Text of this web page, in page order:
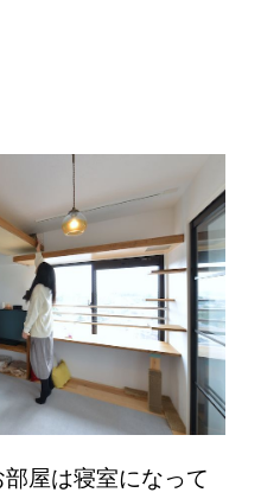
屋は寝室になって